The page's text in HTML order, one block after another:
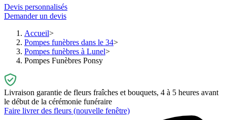
Devis personnalisés
Demander un devis
Accueil
Pompes funèbres dans le 34
Pompes funèbres à Lunel
Pompes Funèbres Ponsy
Livraison garantie de fleurs fraîches et bouquets, 4 à 5 heures avant
le début de la cérémonie funéraire
Faire livrer des fleurs (nouvelle fenêtre)